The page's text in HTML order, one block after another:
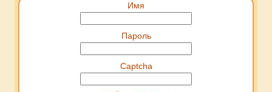
Имя
Пароль
Captcha